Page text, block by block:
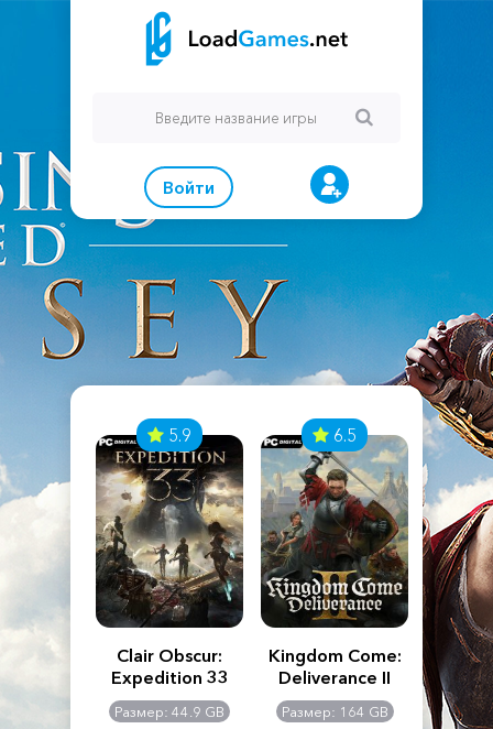
Войти
Creed
5.9
Clair Obscur:
Expedition 33
Размер: 44.9 GB
6.5
Kingdom Come:
Deliverance II
Размер: 164 GB
The